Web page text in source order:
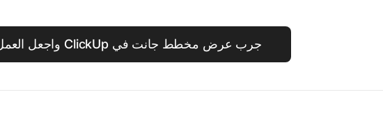
جرب عرض مخطط جانت في ClickUp واجعل العمل أسهل!